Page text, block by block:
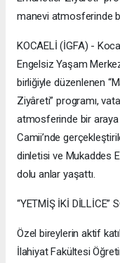
manevi atmosferinde
KOCAELİ (İGFA) -
Engelsiz Yaşam
birliğiyle düzenlenen
Ziyâreti” programı,
atmosferinde bir
Camii’nde
dinletisi ve Mukaddes
dolu anlar yaşattı.
“YETMİŞ İKİ DİLLİCE”
Özel bireylerin aktif
İlahiyat Fakültesi